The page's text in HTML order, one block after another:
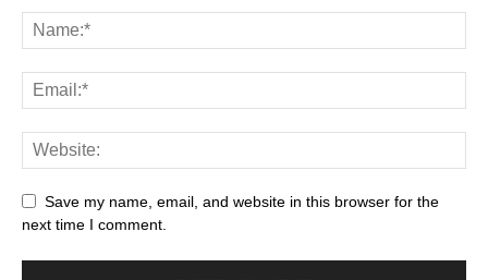
Save my name, email, and website in this browser for the
next time I comment.